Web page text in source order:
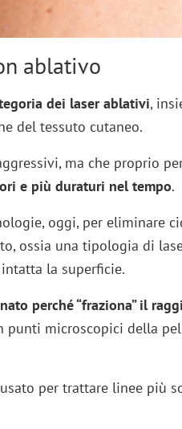
ablativo
dei laser ablativi,
del tessuto cutaneo.
ma che proprio
e più duraturi nel tempo.
oggi, per eliminare
ossia una tipologia di
la superficie.
perché “fraziona” il
punti microscopici della
usato per trattare linee più